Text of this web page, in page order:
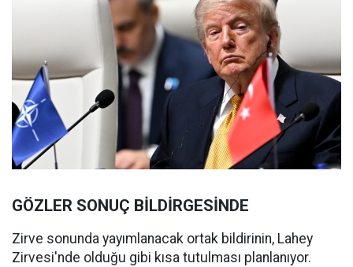
GÖZLER SONUÇ BİLDİRGESİNDE
Zirve sonunda yayımlanacak ortak bildirinin, Lahey
Zirvesi'nde olduğu gibi kısa tutulması planlanıyor.